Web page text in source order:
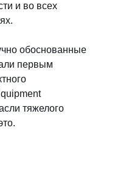
и во всех
обоснованные
первым
тяжелого